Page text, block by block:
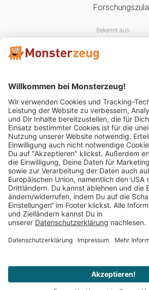
Bekannt aus:
Mitglied im:
Impressum AGB
Vertrag widerrufen